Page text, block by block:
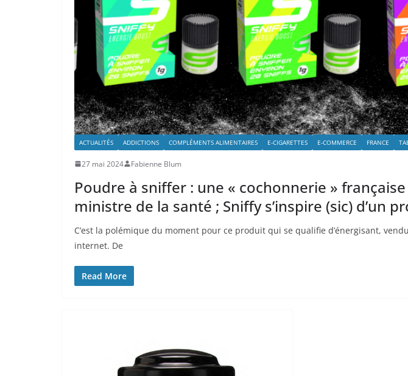
ACTUALITÉS ADDICTIONS COMPLÉMENTS ALIMENTAIRES E-CIGARETTES E-COMMERCE FRANCE
27 mai 2024 Fabienne Blum
Poudre à sniffer : une « cochonnerie »
ministre de la santé ; Sniffy s’inspire (sic) d’un
C’est la polémique du moment pour ce produit qui se qualifie d’énergisant,
internet. De
Read More